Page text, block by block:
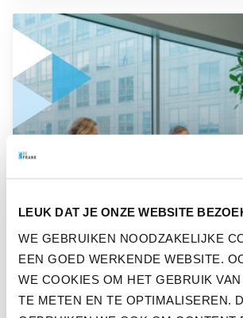
LEUK DAT JE ONZE WEBSITE
WE GEBRUIKEN NOODZAKELIJKE
EEN GOED WERKENDE WEBSITE.
WE COOKIES OM HET GEBRUIK
TE METEN EN TE OPTIMALISEREN.
GA NAAR “WAAROM PENSIOEN EEN
WAAROM PENSIOEN
FINANCIËLE
FACTOR KAN ZIJN IN
BEDRIJF